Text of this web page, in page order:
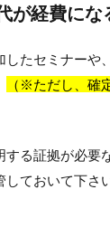
が経費にな
たセミナーや
（※ただし、確
る証拠が必要
ておいて下さい